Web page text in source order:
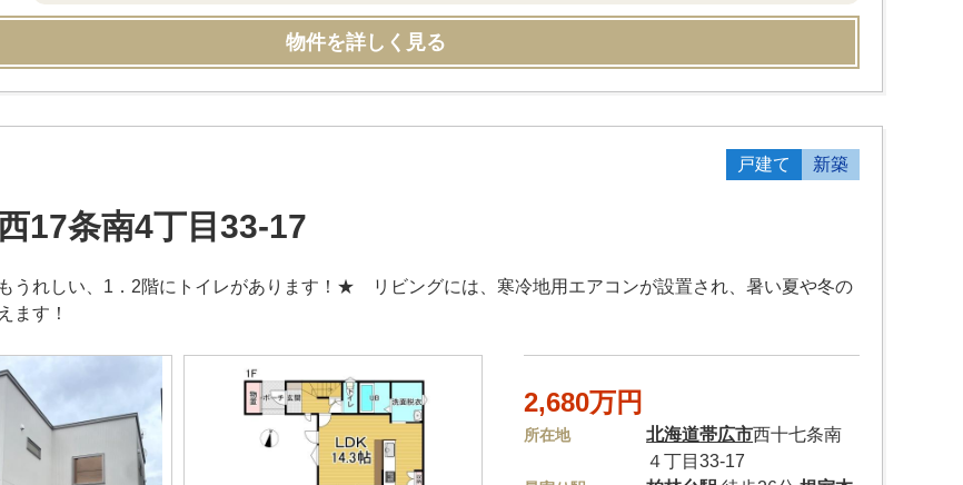
物件を詳しく見る
戸建て 新築
17条南4丁目33-17
れしい、1．2階にトイレがあります！★ リビングには、寒冷地用エアコンが設置され、暑い夏や冬の
ます！
2,680万円
所在地 北海道帯広市西十七条南
４丁目33-17